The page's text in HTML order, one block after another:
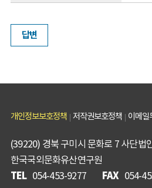
답변
개인정보보호정책 저작권보호정책 이메일
(39220) 경북 구미시 문화로 7 사단법
한국국외문화유산연구원
TEL 054-453-9277 FAX 054-